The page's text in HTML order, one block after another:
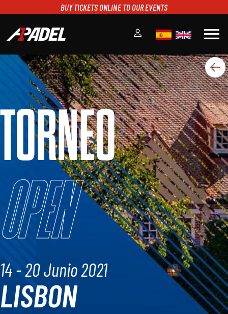
BUY TICKETS ONLINE TO OUR EVENTS
menu
A1PADEL
RANKING
CALENDARIO
TORNEOS
NOTICIAS
MULTIMEDIA
SCOREBOARD
STREAMING
TORNEO
Open
14 - 20 Junio 2021
LISBON